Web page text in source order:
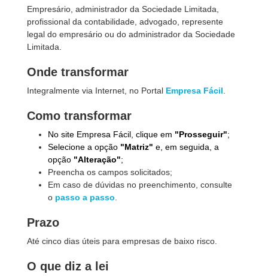
Empresário, administrador da Sociedade Limitada,
profissional da contabilidade, advogado, represente
legal do empresário ou do administrador da Sociedade
Limitada.
Onde transformar
Integralmente via Internet, no Portal Empresa Fácil
Como transformar
No site Empresa Fácil, clique em "Prosseguir";
Selecione a opção "Matriz" e, em seguida, a
opção "Alteração";
Preencha os campos solicitados;
Em caso de dúvidas no preenchimento, consulte
o passo a passo
Prazo
Até cinco dias úteis para empresas de baixo risco.
O que diz a lei